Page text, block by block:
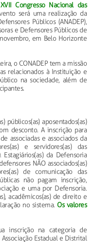
XVII Congresso Nacional das
será uma realização da
Públicos (ANADEP),
e Defensores Públicos de
em Belo Horizonte
o CONADEP tem a missão
relacionados à Instituição e
na sociedade, além de
públicos(as) aposentados(as)
desconto. A inscrição para
associadas e associados da
e servidores(as) das
da Defensoria
NÃO associados(as)
de comunicação das
não pagam inscrição,
e uma por Defensoria.
acadêmicos(as) de direito e
no sistema. Os valores
inscrição na categoria de
Estadual e Distrital